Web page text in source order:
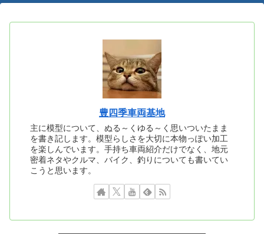
豊四季車両基地
主に模型について、ぬる～くゆる～く思いついたまま
を書き記します。模型らしさを大切に本物っぽい加工
を楽しんでいます。手持ち車両紹介だけでなく、地元
密着ネタやクルマ、バイク、釣りについても書いてい
こうと思います。